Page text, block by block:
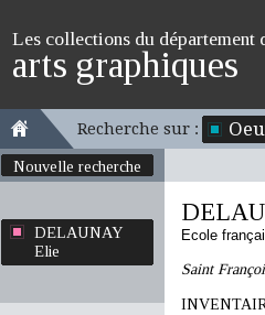
Les collections du département
arts graphiques
Recherche sur :
Nouvelle recherche
DELAUNAY
Elie
Ecole
Saint